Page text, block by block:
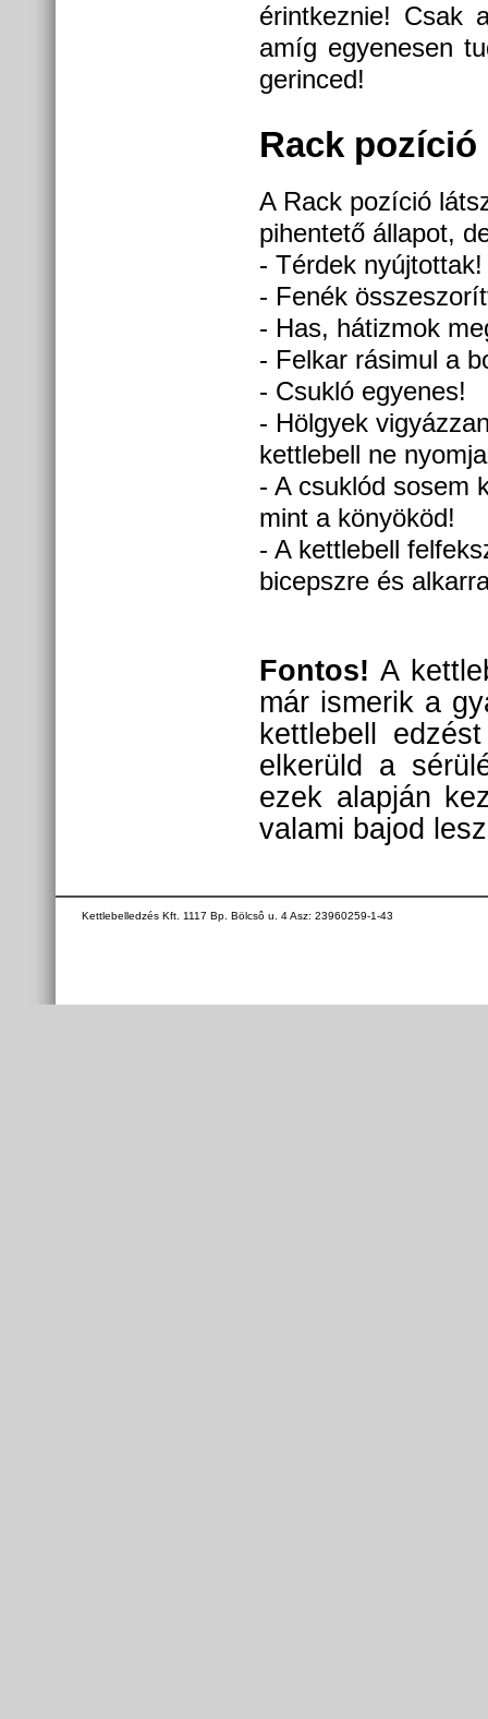
érintkeznie! Csak
amíg egyenesen
gerinced!
Rack pozíció
A Rack pozíció
pihentető állapot,
- Térdek nyújtottak!
- Fenék
- Has, hátizmok
- Felkar rásimul a
- Csukló egyenes!
- Hölgyek
kettlebell ne
- A csuklód sosem
mint a könyököd!
- A kettlebell
bicepszre és
Fontos! A
már ismerik a
kettlebell
elkerüld a
ezek alapján
valami bajod
Kettlebelledzés Kft. 1117 Bp. Bölcsô u. 4 Asz: 23960259-1-43